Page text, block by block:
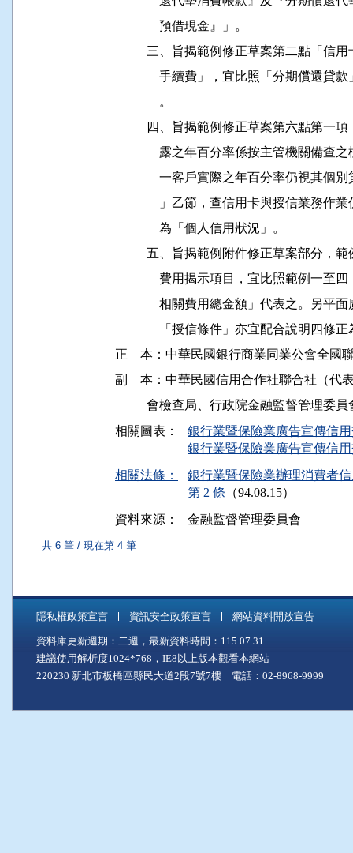
              預借現金』」。
三、旨揭範例修正草案第二點「
手續費」，宜比照「分期償還
              。
四、旨揭範例修正草案第六點第
露之年百分率係按主管機關
一客戶實際之年百分率仍視其
」乙節，查信用卡與授信業務
              為「個人信用狀況」。
五、旨揭範例附件修正草案部分
費用揭示項目，宜比照範例一
相關費用總金額」代表之。另
「授信條件」亦宜配合說明四
正    本：中華民國銀行商業同業公會全國
副    本：中華民國信用合作社聯合社（代
相關圖表：
銀行業暨保險業廣告宣傳信
銀行業暨保險業廣告宣傳信
相關法條：
銀行業暨保險業辦理消費者
第 2 條 （94.08.15）
資料來源：
金融監督管理委員會
共 6 筆 / 現在第 4 筆
隱私權政策宣言 資訊安全政策宣言 網站資料開放宣告
資料庫更新週期：二週，最新資料時間：115.07.31
建議使用解析度1024*768，IE8以上版本觀看本網站
220230 新北市板橋區縣民大道2段7號7樓 電話：02-8968-9999